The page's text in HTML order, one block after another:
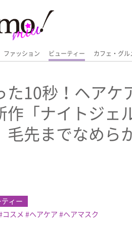
ファッション ビューティー カフェ・グル
た10秒！ヘアケ
作「ナイトジェ
毛先までなめら
ィー
コスメ ヘアケア ヘアマスク